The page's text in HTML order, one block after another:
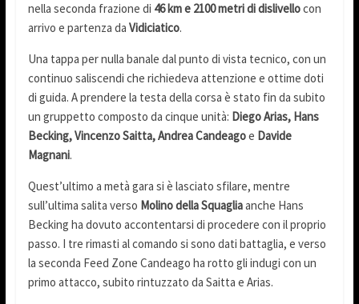
nella seconda frazione di 46 km e 2100 metri di dislivellocon
arrivo e partenza da Vidiciatico.
Una tappa per nulla banale dal punto di vista tecnico, con un
continuo saliscendi che richiedeva attenzione e ottime doti
di guida. A prendere la testa della corsa è stato fin da subito
un gruppetto composto da cinque unità: Diego Arias, Hans
Becking, Vincenzo Saitta, Andrea Candeagoe Davide
Magnani.
Quest’ultimo a metà gara si è lasciato sfilare, mentre
sull’ultima salita verso Molino della Squagliaanche Hans
Becking ha dovuto accontentarsi di procedere con il proprio
passo. I tre rimasti al comando si sono dati battaglia, e verso
la seconda Feed Zone Candeago ha rotto gli indugi con un
primo attacco, subito rintuzzato da Saitta e Arias.